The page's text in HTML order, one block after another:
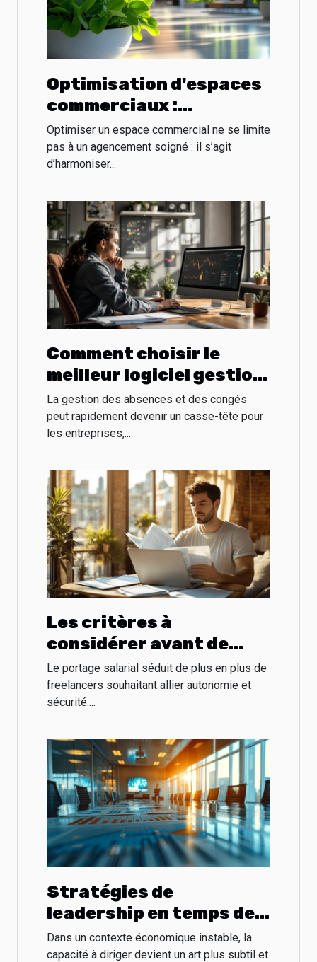
Optimisation d'espaces
commerciaux :
esthétique et
fonctionnalité
combinées
Optimiser un espace commercial ne se limite
pas à un agencement soigné : il s’agit
d’harmoniser...
Comment choisir le
meilleur logiciel gestion
congés pour votre
entreprise ?
La gestion des absences et des congés
peut rapidement devenir un casse-tête pour
les entreprises,...
Les critères à
considérer avant de
choisir le portage
salarial pour
freelancers
Le portage salarial séduit de plus en plus de
freelancers souhaitant allier autonomie et
sécurité....
Stratégies de
leadership en temps de
crise économique
Dans un contexte économique instable, la
capacité à diriger devient un art plus subtil et